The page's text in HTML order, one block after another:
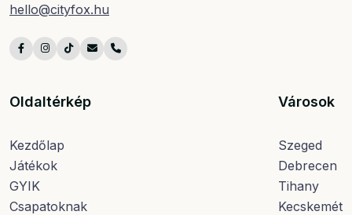
hello@cityfox.hu
Oldaltérkép
Kezdőlap
Játékok
GYIK
Csapatoknak
Városok
Szeged
Debrecen
Tihany
Kecskemét